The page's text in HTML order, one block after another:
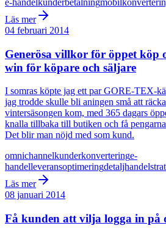
Läs mer
04 februari 2014
Generösa villkor för öppet köp
win för köpare och säljare
I somras köpte jag ett par GORE-TEX-
jag trodde skulle bli aningen små att
vintersäsongen kom, med 365 dagars
knalla tillbaka till butiken och få
Det blir man nöjd med som kund.
omnichannelkunderkonverteringe-
handelleveransoptimeringdetaljhandel
Läs mer
08 januari 2014
Få kunden att vilja logga in på